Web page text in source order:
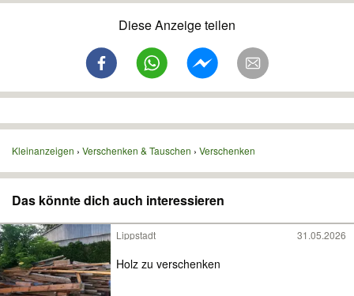
Diese Anzeige teilen
Kleinanzeigen Verschenken & Tauschen Verschenken
Das könnte dich auch interessieren
Lippstadt 31.05.2026
Holz zu verschenken